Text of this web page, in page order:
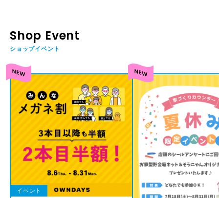
Shop Event
ショップイベント
イベント